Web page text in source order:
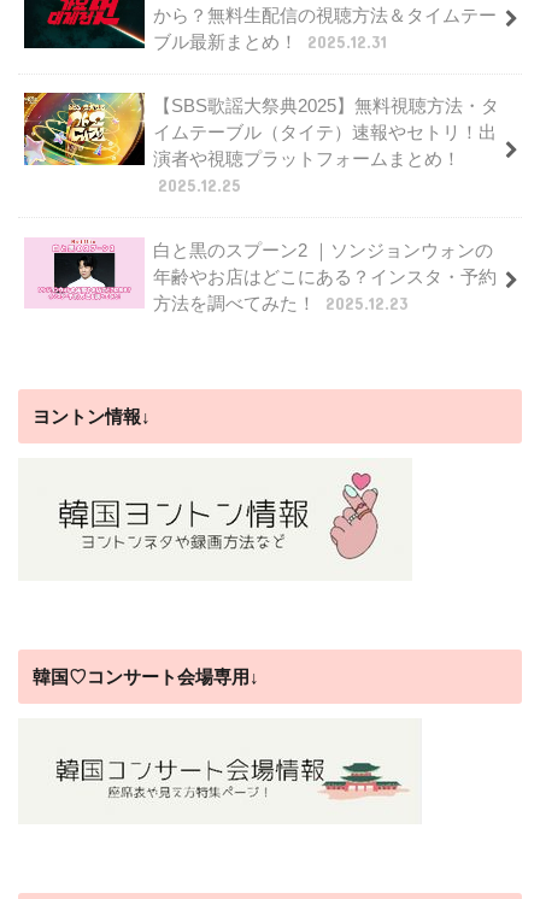
から？無料生配信の視聴方法＆タイムテー
ブル最新まとめ！
2025.12.31
【SBS歌謡大祭典2025】無料視聴方法・タ
イムテーブル（タイテ）速報やセトリ！出
演者や視聴プラットフォームまとめ！
2025.12.25
白と黒のスプーン2 ｜ソンジョンウォンの
年齢やお店はどこにある？インスタ・予約
方法を調べてみた！
2025.12.23
ヨントン情報↓
韓国♡コンサート会場専用↓